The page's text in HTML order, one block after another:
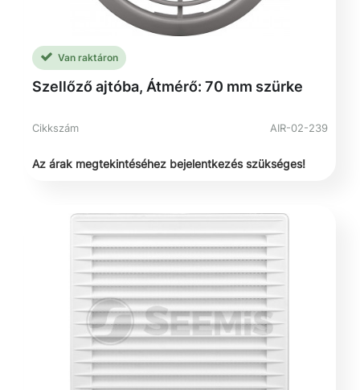
Van raktáron
Szellőző ajtóba, Átmérő: 70 mm szürke
Cikkszám AIR-02-239
Az árak megtekintéséhez bejelentkezés szükséges!